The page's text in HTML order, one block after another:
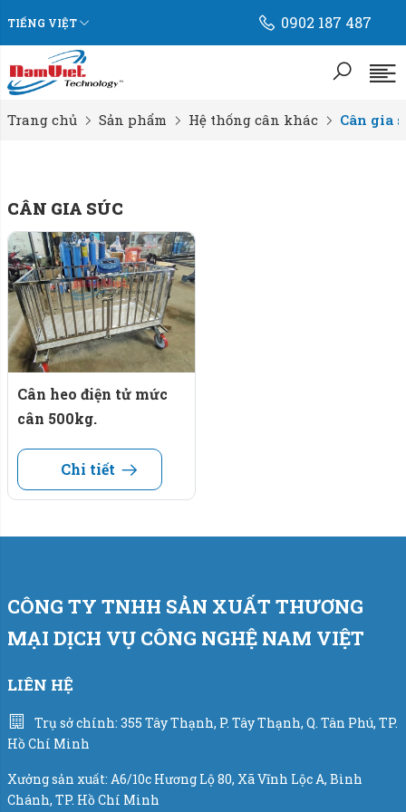
TIẾNG VIỆT 0902 187 487
Trang chủ Sản phẩm Hệ thống cân khác Cân gia
CÂN GIA SÚC
Cân heo điện tử mức
cân 500kg.
Chi tiết
CÔNG TY TNHH SẢN XUẤT THƯƠNG
MẠI DỊCH VỤ CÔNG NGHỆ NAM VIỆT
LIÊN HỆ
Trụ sở chính: 355 Tây Thạnh, P. Tây Thạnh, Q. Tân Phú, TP.
Hồ Chí Minh
Xưởng sản xuất: A6/10c Hương Lộ 80, Xã Vĩnh Lộc A, Bình
Chánh, TP. Hồ Chí Minh